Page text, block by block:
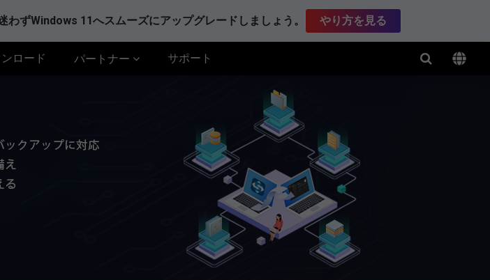
わずWindows 11へスムーズにアップグレードしましょう。 やり方を見る
ロード パートナー サポート